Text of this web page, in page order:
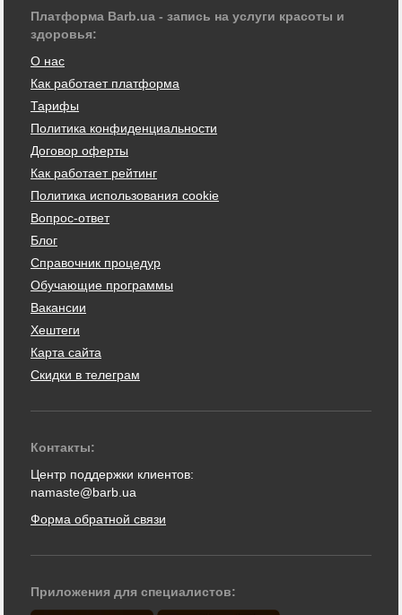
Платформа Barb.ua - запись на услуги красоты и
здоровья:
О нас
Как работает платформа
Тарифы
Политика конфиденциальности
Договор оферты
Как работает рейтинг
Политика использования cookie
Вопрос-ответ
Блог
Справочник процедур
Обучающие программы
Вакансии
Хештеги
Карта сайта
Скидки в телеграм
Контакты:
Центр поддержки клиентов:
namaste@barb.ua
Форма обратной связи
Приложения для специалистов: